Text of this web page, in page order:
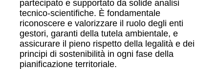
partecipato e supportato da solide analisi
tecnico-scientifiche. È fondamentale
riconoscere e valorizzare il ruolo degli enti
gestori, garanti della tutela ambientale, e
assicurare il pieno rispetto della legalità e dei
principi di sostenibilità in ogni fase della
pianificazione territoriale.